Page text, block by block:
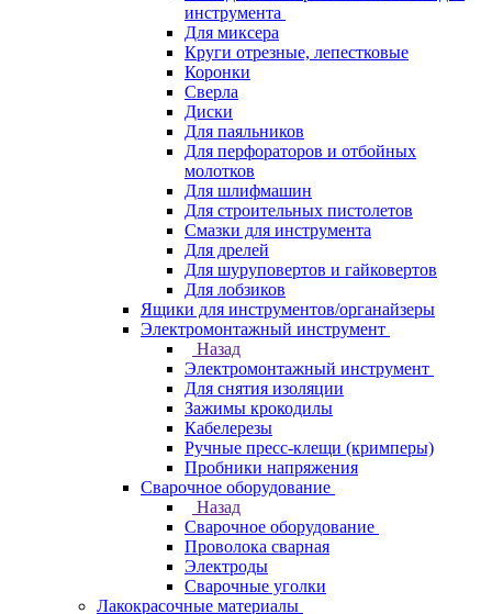
инструмента
Для миксера
Круги отрезные, лепестковые
Коронки
Сверла
Диски
Для паяльников
Для перфораторов и отбойных
молотков
Для шлифмашин
Для строительных пистолетов
Смазки для инструмента
Для дрелей
Для шуруповертов и гайковертов
Для лобзиков
Ящики для инструментов/органайзеры
Электромонтажный инструмент
Назад
Электромонтажный инструмент
Для снятия изоляции
Зажимы крокодилы
Кабелерезы
Ручные пресс-клещи (кримперы)
Пробники напряжения
Сварочное оборудование
Назад
Сварочное оборудование
Проволока сварная
Электроды
Сварочные уголки
Лакокрасочные материалы